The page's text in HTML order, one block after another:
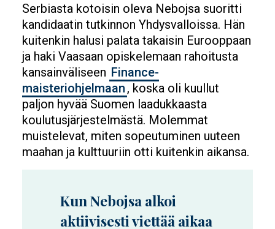
Serbiasta kotoisin oleva Nebojsa suoritti
kandidaatin tutkinnon Yhdysvalloissa. Hän
kuitenkin halusi palata takaisin Eurooppaan
ja haki Vaasaan opiskelemaan rahoitusta
kansainväliseen Finance-
maisteriohjelmaan , koska oli kuullut
paljon hyvää Suomen laadukkaasta
koulutusjärjestelmästä. Molemmat
muistelevat, miten sopeutuminen uuteen
maahan ja kulttuuriin otti kuitenkin aikansa.
Kun Nebojsa alkoi
aktiivisesti viettää aikaa